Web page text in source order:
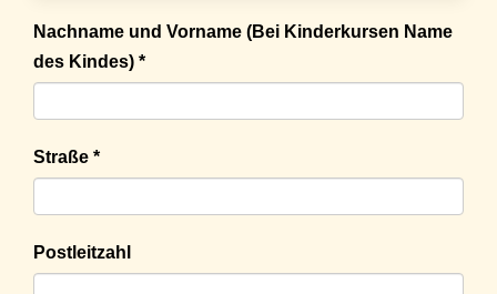
Nachname und Vorname (Bei Kinderkursen Name
des Kindes) *
Straße *
Postleitzahl